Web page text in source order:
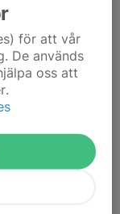
reflektion)
för att vår
De används
oss att